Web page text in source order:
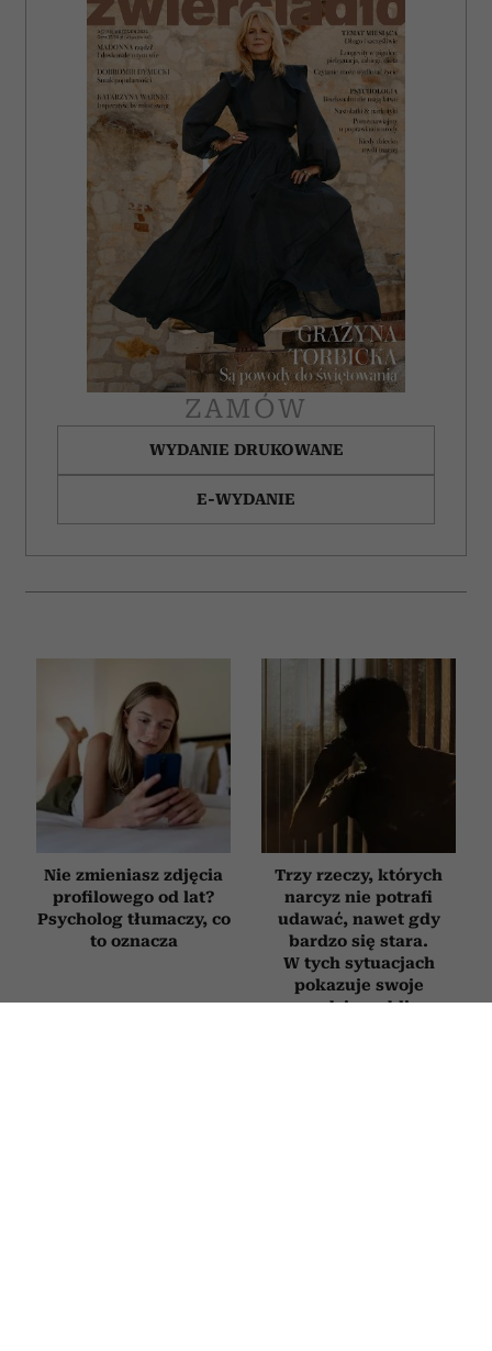
ZAMÓW
WYDANIE DRUKOWANE
E-WYDANIE
Nie zmieniasz zdjęcia
profilowego od lat?
Psycholog tłumaczy, co
to oznacza
Trzy rzeczy, których
narcyz nie potrafi
udawać, nawet gdy
bardzo się stara.
W tych sytuacjach
pokazuje swoje
prawdziwe oblicze